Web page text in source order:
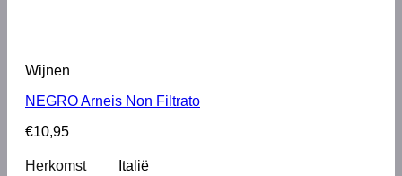
Wijnen
NEGRO Arneis Non Filtrato
€10,95
Herkomst Italië